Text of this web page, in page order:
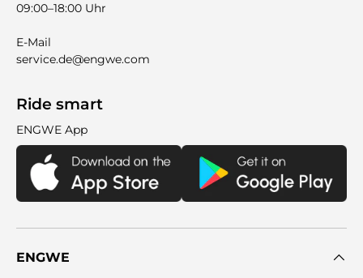
09:00–18:00 Uhr
E-Mail
service.de@engwe.com
Ride smart
ENGWE App
ENGWE